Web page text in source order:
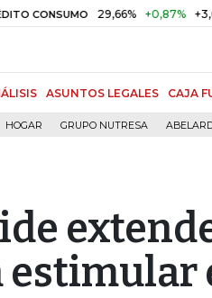
29,66% +0,87% +3,02%
ASUNTOS LEGALES CAJA
HOGAR GRUPO NUTRESA
estimular